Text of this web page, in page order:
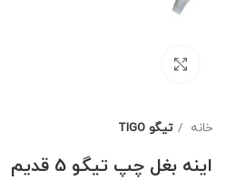
خانه تیگو TIGO
اینه بغل چپ تیگو 5 قدیم